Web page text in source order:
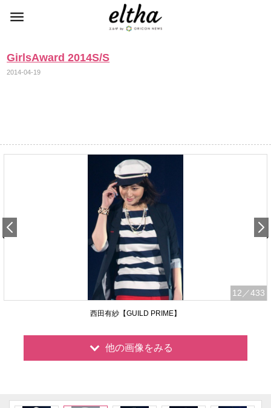
GirlsAward 2014S/S
2014-04-19
12 ／433
西田有紗【GUILD PRIME】
他の画像をみる